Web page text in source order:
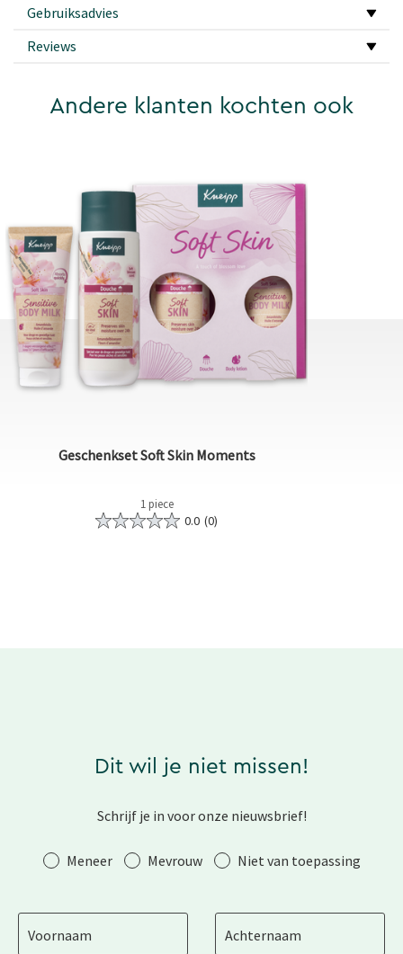
Gebruiksadvies
Reviews
Andere klanten kochten ook
Geschenkset Soft Skin Moments
1 piece
0.0 (0)
Dit wil je niet missen!
Schrijf je in voor onze nieuwsbrief!
AanhefMeneer Mevrouw Niet van toepassing
Voornaam Achternaam